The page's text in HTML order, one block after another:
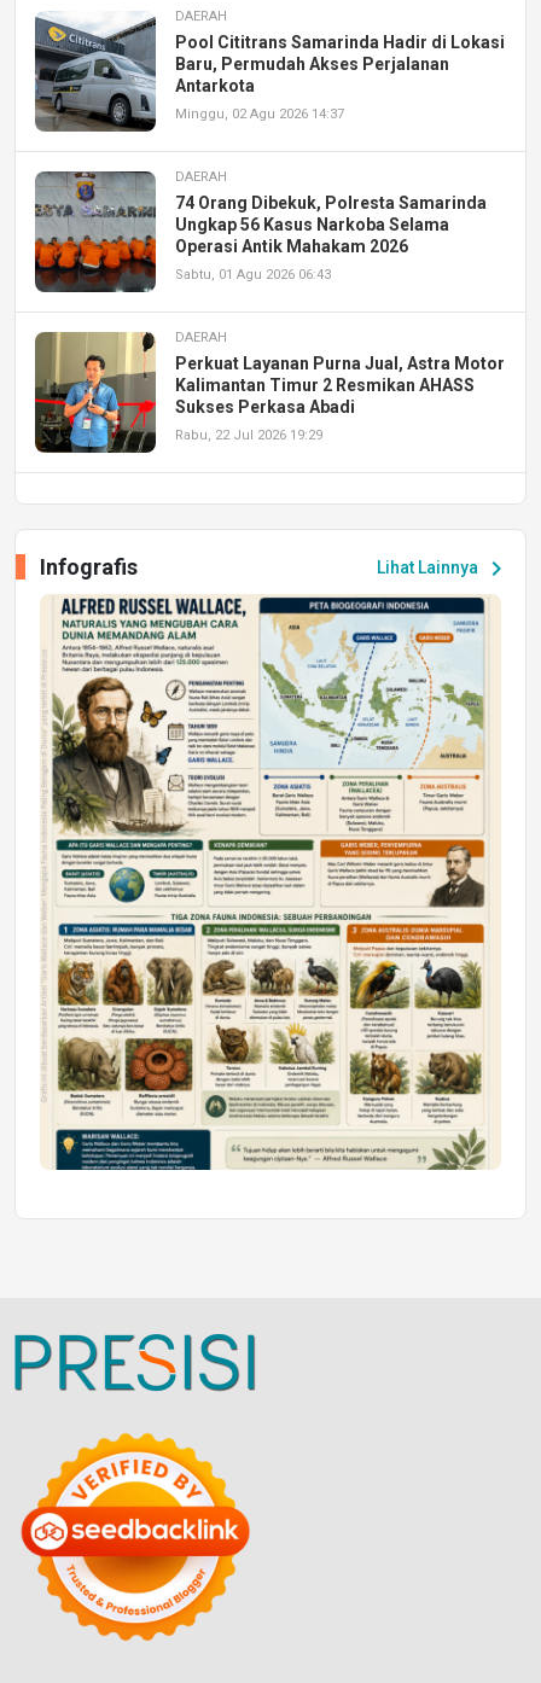
DAERAH
Pool Cititrans Samarinda Hadir di Lokasi
Baru, Permudah Akses Perjalanan
Antarkota
Minggu, 02 Agu 2026 14:37
DAERAH
74 Orang Dibekuk, Polresta Samarinda
Ungkap 56 Kasus Narkoba Selama
Operasi Antik Mahakam 2026
Sabtu, 01 Agu 2026 06:43
DAERAH
Perkuat Layanan Purna Jual, Astra Motor
Kalimantan Timur 2 Resmikan AHASS
Sukses Perkasa Abadi
Rabu, 22 Jul 2026 19:29
Peluang Kerja dan Magang
Jumat, 17 Jul 2026 22:30
DAERAH
Astra Motor Kalimantan Timur 2 Dukung
Mahasiswa Samarinda dalam Astra
Honda SDGs Future Leaders 2026
Jumat, 10 Jul 2026 19:01
Lihat Lainnya chevron_right
Infografis